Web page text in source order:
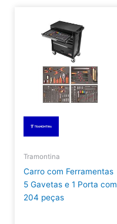
Tramontina
Carro com Ferramentas
5 Gavetas e 1 Porta com
204 peças